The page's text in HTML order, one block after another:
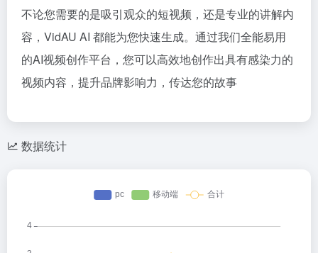
不论您需要的是吸引观众的短视频，还是专业的讲解内
容，VidAU AI 都能为您快速生成。通过我们全能易用
的AI视频创作平台，您可以高效地创作出具有感染力的
视频内容，提升品牌影响力，传达您的故事
数据统计